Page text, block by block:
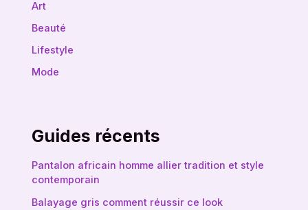
Art
Beauté
Lifestyle
Mode
Guides récents
Pantalon africain homme allier tradition et style
contemporain
Balayage gris comment réussir ce look